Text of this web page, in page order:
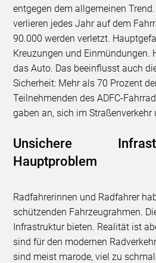
entgegen dem allgemeinen
verlieren jedes Jahr auf dem
90.000 werden verletzt.
Kreuzungen und Einmündungen.
das Auto. Das beeinflusst auch
Sicherheit: Mehr als 70 Prozent
Teilnehmenden des ADFC-
gaben an, sich im Straßenverkehr
Unsichere
Hauptproblem
Radfahrerinnen und Radfahrer
schützenden Fahrzeugrahmen.
Infrastruktur bieten. Realität ist
sind für den modernen
sind meist marode, viel zu